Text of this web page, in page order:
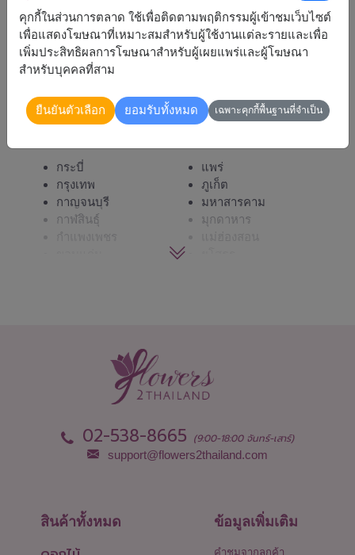
หมายเหตุ:
การจัดและดอกไม้อาจจะแตกต่างจากที่เห็นในรูปบ้าง
เล็กน้อย ขึ้นอยู่กับฤดูกาลและพื้นที่จัดส่ง
ราคาเปลี่ยนแปลงตามพื้นที่จัดส่ง
กระบี่
กรุงเทพ
กาญจนบุรี
กาฬสินธุ์
ตราด
ตาก
นครราชสีมา
นครสวรรค์
แพร่
ภูเก็ต
มหาสารคาม
มุกดาหาร
ลำพูน
เลย
สงขลา
สตูล
สมุทรสาคร
สระแก้ว
สระบุรี
02-538-8665 (9:00-18:00 จันทร์-เสาร์)
support@flowers2thailand.com
สินค้าทั้งหมด ข้อมูลเพิ่มเติม
คำชมจากลูกค้า
คุกกี้ในส่วนการตลาด ใช้เพื่อติดตามพฤติกรรมผู้เข้าชมเว็บไซต์
เพื่อแสดงโฆษณาที่เหมาะสมสำหรับผู้ใช้งานแต่ละรายและเพื่อ
เพิ่มประสิทธิผลการโฆษณาสำหรับผู้เผยแพร่และผู้โฆษณา
สำหรับบุคคลที่สาม
ยืนยันตัวเลือก ยอมรับทั้งหมด เฉพาะคุกกี้พื้นฐานที่จำเป็น